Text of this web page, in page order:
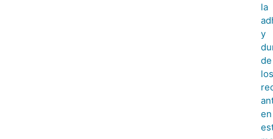
la
y
de
los
en